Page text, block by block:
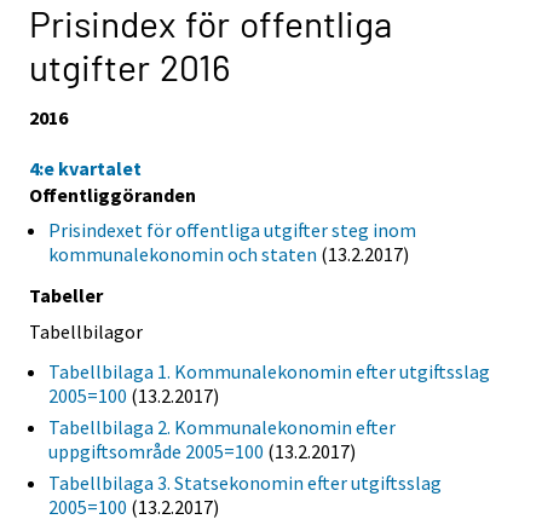
Prisindex för offentliga
utgifter 2016
2016
4:e kvartalet
Offentliggöranden
Prisindexet för offentliga utgifter steg inom
kommunalekonomin och staten (13.2.2017)
Tabeller
Tabellbilagor
Tabellbilaga 1. Kommunalekonomin efter utgiftsslag
2005=100 (13.2.2017)
Tabellbilaga 2. Kommunalekonomin efter
uppgiftsområde 2005=100 (13.2.2017)
Tabellbilaga 3. Statsekonomin efter utgiftsslag
2005=100 (13.2.2017)